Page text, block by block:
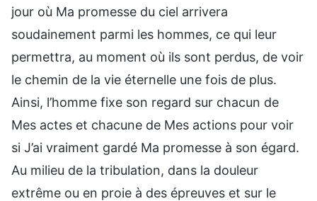
jour où Ma promesse du ciel arrivera
soudainement parmi les hommes, ce qui leur
permettra, au moment où ils sont perdus, de voir
le chemin de la vie éternelle une fois de plus.
Ainsi, l’homme fixe son regard sur chacun de
Mes actes et chacune de Mes actions pour voir
si J’ai vraiment gardé Ma promesse à son égard.
Au milieu de la tribulation, dans la douleur
extrême ou en proie à des épreuves et sur le